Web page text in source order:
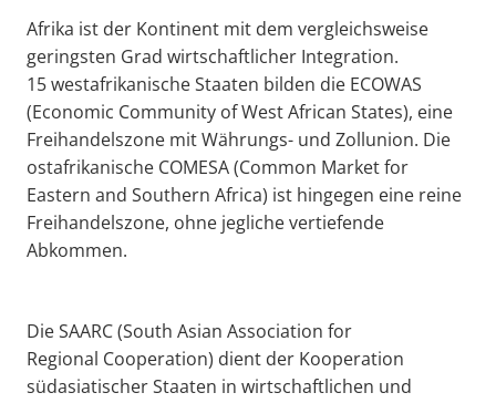
Afrika ist der Kontinent mit dem vergleichsweise
geringsten Grad wirtschaftlicher Integration.
15 westafrikanische Staaten bilden die ECOWAS
(Economic Community of West African States), eine
Freihandelszone mit Währungs- und Zollunion. Die
ostafrikanische COMESA (Common Market for
Eastern and Southern Africa) ist hingegen eine reine
Freihandelszone, ohne jegliche vertiefende
Abkommen.
Die SAARC (South Asian Association for
Regional Cooperation) dient der Kooperation
südasiatischer Staaten in wirtschaftlichen und